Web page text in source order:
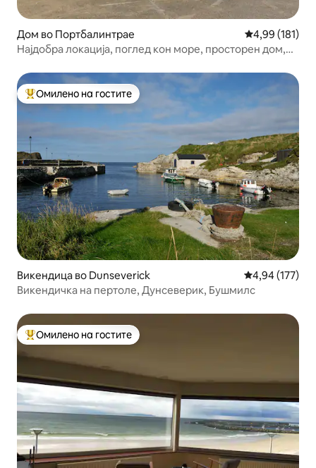
Дом во Портбалинтрае Просечна
4,99 (181)
Најдобра локација, поглед кон море, просторен дом,
Меѓу најуспешните „Омилени на гостите“
Омилено на гостите
Викендица во Dunseverick Просечна
4,94 (177)
Викендичка на пертоле, Дунсеверик, Бушмилс
Меѓу најуспешните „Омилени на гостите“
Омилено на гостите